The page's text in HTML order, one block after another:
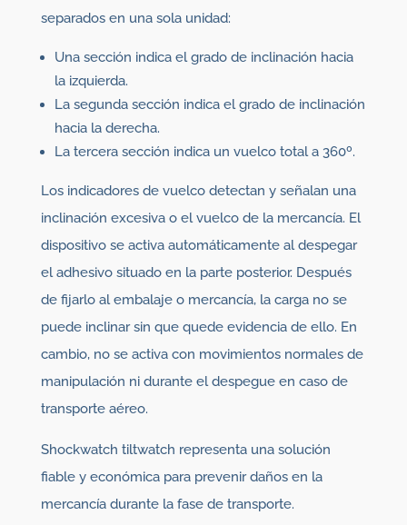
separados en una sola unidad:
Una sección indica el grado de inclinación hacia
la izquierda.
La segunda sección indica el grado de inclinación
hacia la derecha.
La tercera sección indica un vuelco total a 360º.
Los indicadores de vuelco detectan y señalan una
inclinación excesiva o el vuelco de la mercancía. El
dispositivo se activa automáticamente al despegar
el adhesivo situado en la parte posterior. Después
de fijarlo al embalaje o mercancía, la carga no se
puede inclinar sin que quede evidencia de ello. En
cambio, no se activa con movimientos normales de
manipulación ni durante el despegue en caso de
transporte aéreo.
Shockwatch tiltwatch representa una solución
fiable y económica para prevenir daños en la
mercancía durante la fase de transporte.